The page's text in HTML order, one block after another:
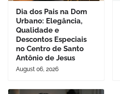
Dia dos Pais na Dom
Urbano: Elegância,
Qualidade e
Descontos Especiais
no Centro de Santo
Antônio de Jesus
August 06, 2026